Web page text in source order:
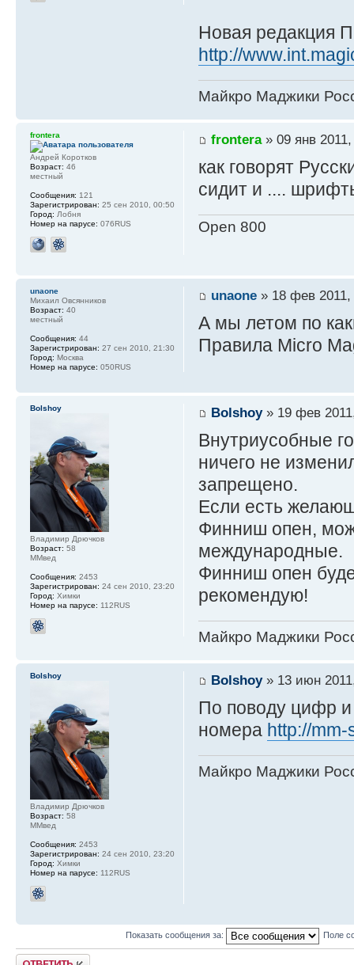
Новая редакция
http://
Майкро Маджики
frontera» 09 янв 2011,
как говорят
сидит и ....
Open 800
frontera
Андрей Коротков
Возраст: 46
местный
Сообщения: 121
Зарегистрирован: 25 сен 2010, 00:50
Город: Лобня
Номер на парусе: 076RUS
unaone» 18 фев 2011,
А мы летом по
Правила Micro
unaone
Михаил Овсянников
Возраст: 40
местный
Сообщения: 44
Зарегистрирован: 27 сен 2010, 21:30
Город: Москва
Номер на парусе: 050RUS
Bolshoy» 19 фев
Внутриусобные
ничего не
запрещено.
Если есть
Финниш опен,
международные.
Финниш опен
рекомендую!
Майкро Маджики
Bolshoy
Владимир Дрючков
Возраст: 58
ММвед
Сообщения: 2453
Зарегистрирован: 24 сен 2010, 23:20
Город: Химки
Номер на парусе: 112RUS
Bolshoy» 13 июн
По поводу цифр и
номера http://
Майкро Маджики
Bolshoy
Владимир Дрючков
Возраст: 58
ММвед
Сообщения: 2453
Зарегистрирован: 24 сен 2010, 23:20
Город: Химки
Номер на парусе: 112RUS
Показать сообщения за: Поле
Ответить